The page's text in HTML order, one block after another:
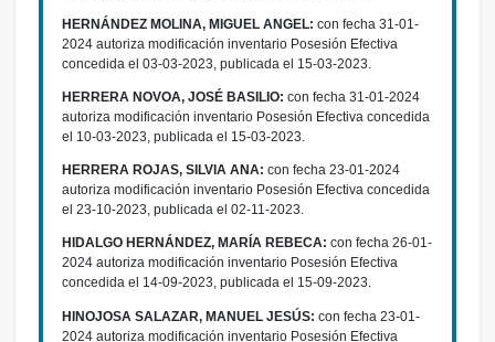
HERNÁNDEZ MOLINA, MIGUEL ANGEL: con fecha 31-01-
2024 autoriza modificación inventario Posesión Efectiva
concedida el 03-03-2023, publicada el 15-03-2023.
HERRERA NOVOA, JOSÉ BASILIO: con fecha 31-01-2024
autoriza modificación inventario Posesión Efectiva concedida
el 10-03-2023, publicada el 15-03-2023.
HERRERA ROJAS, SILVIA ANA: con fecha 23-01-2024
autoriza modificación inventario Posesión Efectiva concedida
el 23-10-2023, publicada el 02-11-2023.
HIDALGO HERNÁNDEZ, MARÍA REBECA: con fecha 26-01-
2024 autoriza modificación inventario Posesión Efectiva
concedida el 14-09-2023, publicada el 15-09-2023.
HINOJOSA SALAZAR, MANUEL JESÚS: con fecha 23-01-
2024 autoriza modificación inventario Posesión Efectiva